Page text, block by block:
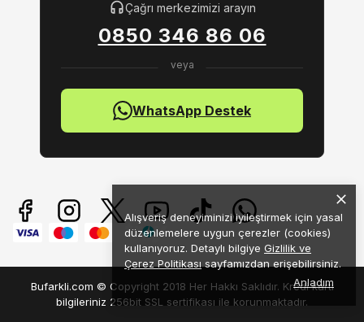
Alışveriş deneyiminizi iyileştirmek için yasal
düzenlemelere uygun çerezler (cookies)
kullanıyoruz. Detaylı bilgiye Gizlilik ve
Çerez Politikası sayfamızdan erişebilirsiniz.
Anladım
Çağrı merkezimizi arayın
0850 346 86 06
WhatsApp Destek
Bufarkli.com © Copyright 2018 Her Hakkı Saklıdır. Kredi kartı
bilgileriniz 256bit SSL sertifikası ile korunmaktadır.